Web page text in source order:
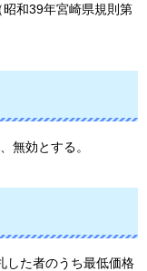
和39年宮崎県規則第
無効とする。
した者のうち最低価格